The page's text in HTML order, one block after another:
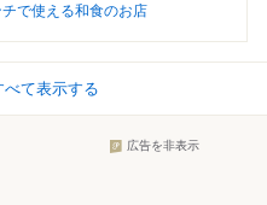
チで使える和食のお店
て表示する
広告を非表示